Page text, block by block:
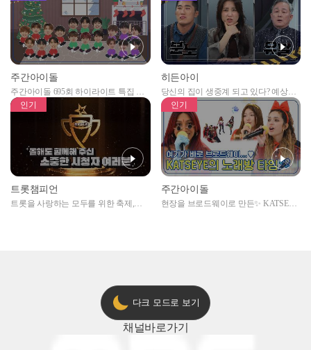
주간아이돌
주간아이돌 695회 하이라이트 특집 남
자아이돌편 예고
히든아이
당신의 집이 생중계 되고 있다? 예상치
못한 곳에서 일어나는 불법촬영 범죄!
인기
트롯챔피언
트롯을 사랑하는 모두를 위한 축제,
인기
주간아이돌
현장을 브로드웨이로 만든✨ KATSEYE
다크 모드로 보기
채널바로가기